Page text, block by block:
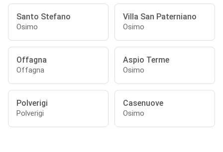
Santo Stefano
Osimo
Villa San Paterniano
Osimo
Offagna
Offagna
Aspio Terme
Osimo
Polverigi
Polverigi
Casenuove
Osimo